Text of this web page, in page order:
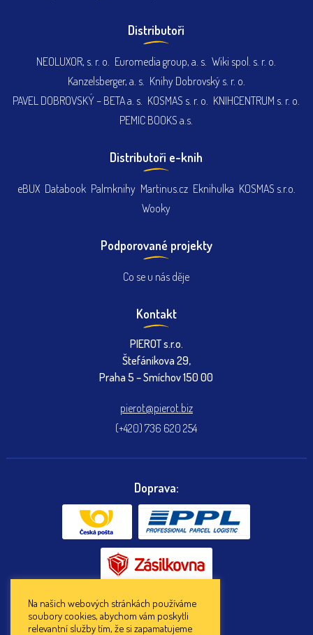
Distributoři
NEOLUXOR, s. r. o. Euromedia group, a. s. Wiki spol. s. r. o.
Kanzelsberger, a. s. Knihy Dobrovský s. r. o.
PAVEL DOBROVSKÝ – BETA a. s. KOSMAS s. r. o. KNIHCENTRUM s. r. o.
PEMIC BOOKS a.s.
Distributoři e-knih
eBUX Databook Palmknihy Martinus.cz Eknihulka KOSMAS s.r.o.
Wooky
Podporované projekty
Co se u nás děje
Kontakt
PIEROT s.r.o.
Štefánikova 29,
Praha 5 – Smíchov 150 00
pierot@pierot.biz
(+420) 736 620 254
Doprava:
Platba:
Na našich webových stránkách používáme
soubory cookies, abychom vám poskytli
relevantní služby tím, že si zapamatujeme